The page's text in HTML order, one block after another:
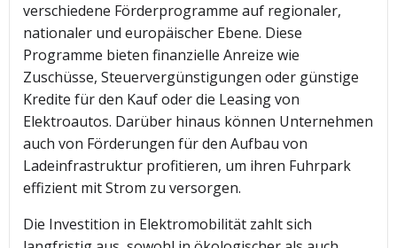
verschiedene Förderprogramme auf regionaler,
nationaler und europäischer Ebene. Diese
Programme bieten finanzielle Anreize wie
Zuschüsse, Steuervergünstigungen oder günstige
Kredite für den Kauf oder die Leasing von
Elektroautos. Darüber hinaus können Unternehmen
auch von Förderungen für den Aufbau von
Ladeinfrastruktur profitieren, um ihren Fuhrpark
effizient mit Strom zu versorgen.
Die Investition in Elektromobilität zahlt sich